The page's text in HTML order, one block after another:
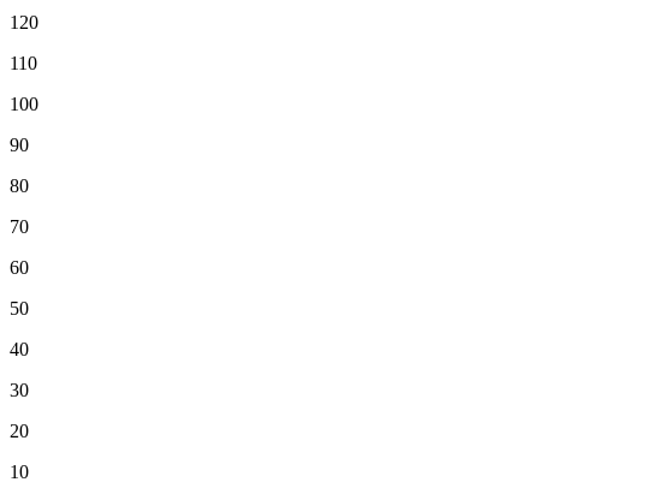
120
110
100
90
80
70
60
50
40
30
20
10